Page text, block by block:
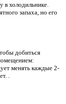
в холодильнике.
запаха, но его
добиться
менять каждые 2-
.